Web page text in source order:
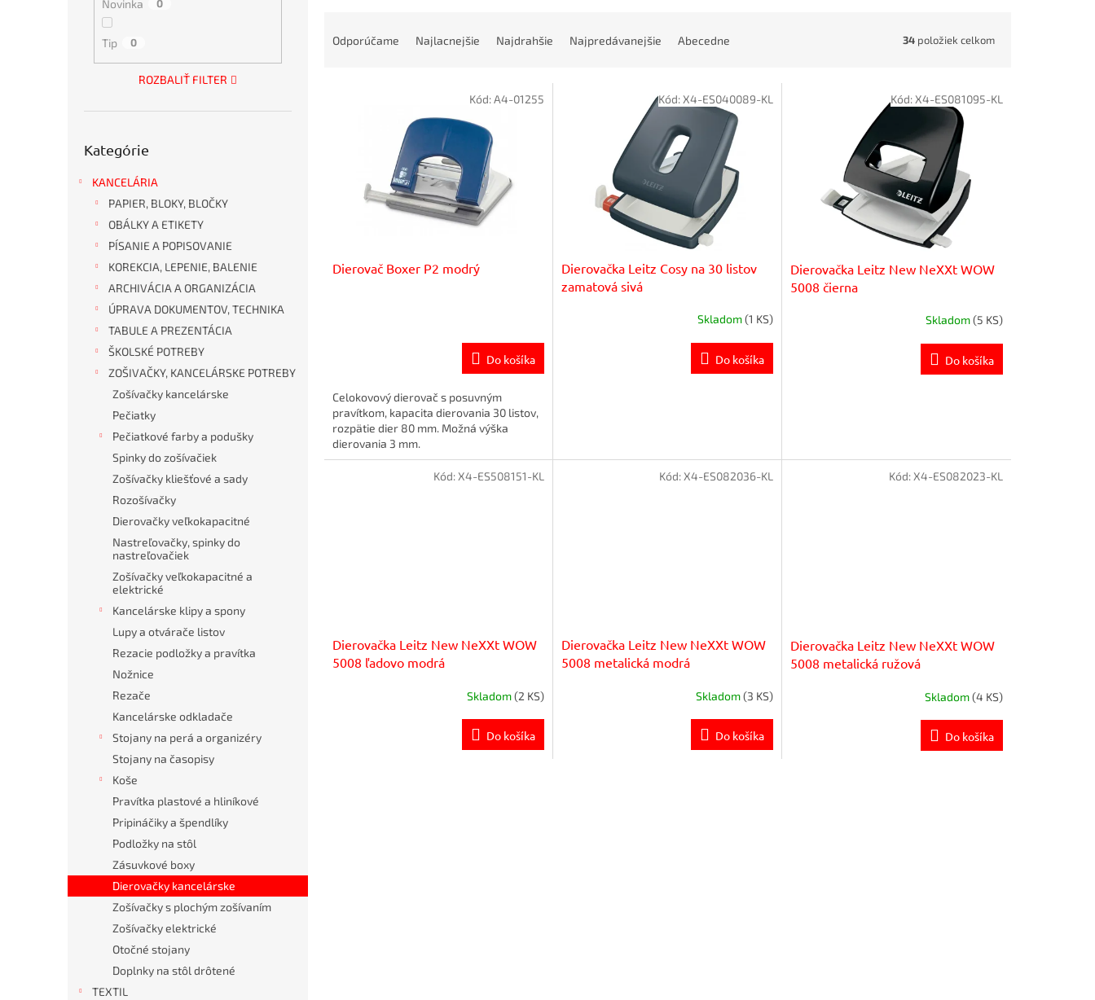
Novinka 0
Tip 0
ROZBALIŤ FILTER
kategórie
Kategórie
KANCELÁRIA
PAPIER, BLOKY, BLOČKY
OBÁLKY A ETIKETY
PÍSANIE A POPISOVANIE
KOREKCIA, LEPENIE, BALENIE
ARCHIVÁCIA A ORGANIZÁCIA
ÚPRAVA DOKUMENTOV, TECHNIKA
TABULE A PREZENTÁCIA
ŠKOLSKÉ POTREBY
ZOŠIVAČKY, KANCELÁRSKE POTREBY
Zošívačky kancelárske
Pečiatky
Pečiatkové farby a podušky
Spinky do zošívačiek
Zošívačky kliešťové a sady
Rozošívačky
Dierovačky veľkokapacitné
Nastreľovačky, spinky do
nastreľovačiek
Zošívačky veľkokapacitné a
elektrické
Kancelárske klipy a spony
Lupy a otvárače listov
Rezacie podložky a pravítka
Nožnice
Rezače
Kancelárske odkladače
Stojany na perá a organizéry
Stojany na časopisy
Koše
Pravítka plastové a hliníkové
Pripináčiky a špendlíky
Podložky na stôl
Zásuvkové boxy
Dierovačky kancelárske
Zošívačky s plochým zošívaním
Zošívačky elektrické
Otočné stojany
Doplnky na stôl drôtené
KANCELÁRSKE
HYGIENA
OBČERSTVENIE
OBALOVÝ
TONERY
OCHRANNÉ
TEXTIL
Odporúčame Najlacnejšie Najdrahšie Najpredávanejšie Abecedne 34 položiek celkom
Dierovač Boxer P2 modrý
Do košíka
Celokovový dierovač s posuvným
pravítkom, kapacita dierovania 30 listov,
rozpätie dier 80 mm. Možná výška
dierovania 3 mm.
Kód:A4-01255
Dierovačka Leitz Cosy na 30 listov
zamatová sivá
Skladom(1 KS)
Do košíka
Kód:X4-ES040089-KL
Dierovačka Leitz New NeXXt WOW
5008 čierna
Skladom(5 KS)
Do košíka
Kód:X4-ES081095-KL
Dierovačka Leitz New NeXXt WOW
5008 ľadovo modrá
Skladom(2 KS)
Do košíka
Kód:X4-ES508151-KL
Dierovačka Leitz New NeXXt WOW
5008 metalická modrá
Skladom(3 KS)
Do košíka
Kód:X4-ES082036-KL
Dierovačka Leitz New NeXXt WOW
5008 metalická ružová
Skladom(4 KS)
Do košíka
Kód:X4-ES082023-KL